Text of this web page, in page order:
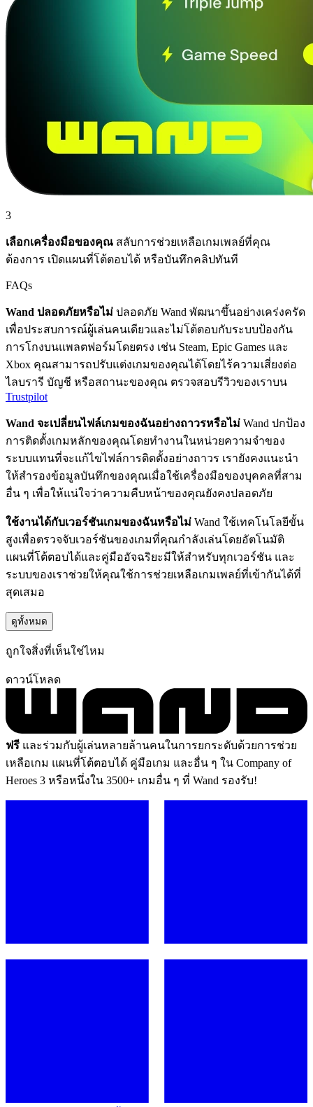
3
เลือกเครื่องมือของคุณ สลับการช่วยเหลือเกมเพลย์ที่คุณ
ต้องการ เปิดแผนที่โต้ตอบได้ หรือบันทึกคลิปทันที
FAQs
Wand ปลอดภัยหรือไม่ ปลอดภัย Wand พัฒนาขึ้นอย่างเคร่งครัด
เพื่อประสบการณ์ผู้เล่นคนเดียวและไม่โต้ตอบกับระบบป้องกัน
การโกงบนแพลตฟอร์มโดยตรง เช่น Steam, Epic Games และ
Xbox คุณสามารถปรับแต่งเกมของคุณได้โดยไร้ความเสี่ยงต่อ
ไลบรารี บัญชี หรือสถานะของคุณ ตรวจสอบรีวิวของเราบน
Trustpilot
Wand จะเปลี่ยนไฟล์เกมของฉันอย่างถาวรหรือไม่ Wand ปกป้อง
การติดตั้งเกมหลักของคุณโดยทำงานในหน่วยความจำของ
ระบบแทนที่จะแก้ไขไฟล์การติดตั้งอย่างถาวร เรายังคงแนะนำ
ให้สำรองข้อมูลบันทึกของคุณเมื่อใช้เครื่องมือของบุคคลที่สาม
อื่น ๆ เพื่อให้แน่ใจว่าความคืบหน้าของคุณยังคงปลอดภัย
ใช้งานได้กับเวอร์ชันเกมของฉันหรือไม่ Wand ใช้เทคโนโลยีขั้น
สูงเพื่อตรวจจับเวอร์ชันของเกมที่คุณกำลังเล่นโดยอัตโนมัติ
แผนที่โต้ตอบได้และคู่มืออัจฉริยะมีให้สำหรับทุกเวอร์ชัน และ
ระบบของเราช่วยให้คุณใช้การช่วยเหลือเกมเพลย์ที่เข้ากันได้ที่
สุดเสมอ
ดูทั้งหมด
ถูกใจสิ่งที่เห็นใช่ไหม
ดาวน์โหลด
ฟรี และร่วมกับผู้เล่นหลายล้านคนในการยกระดับด้วยการช่วย
เหลือเกม แผนที่โต้ตอบได้ คู่มือเกม และอื่น ๆ ใน Company of
Heroes 3 หรือหนึ่งใน 3500+ เกมอื่น ๆ ที่ Wand รองรับ!